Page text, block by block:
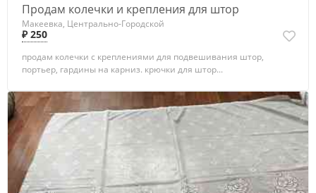
Продам колечки и крепления для штор
Макеевка, Центрально-Городской
₽ 250
продам колечки с креплениями для подвешивания штор,
портьер, гардины на карниз. крючки для штор...